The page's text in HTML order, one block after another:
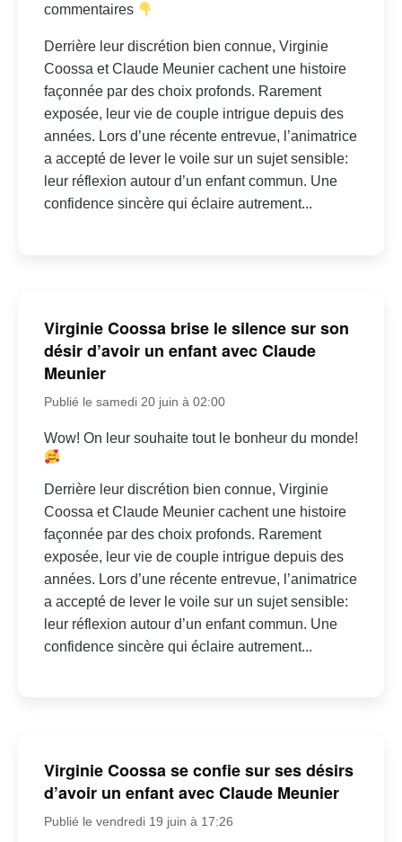
commentaires
Derrière leur discrétion bien connue, Virginie
Coossa et Claude Meunier cachent une histoire
façonnée par des choix profonds. Rarement
exposée, leur vie de couple intrigue depuis des
années. Lors d’une récente entrevue, l’animatrice
a accepté de lever le voile sur un sujet sensible:
leur réflexion autour d’un enfant commun. Une
confidence sincère qui éclaire autrement...
Virginie Coossa brise le silence sur son
désir d’avoir un enfant avec Claude
Meunier
Publié le samedi 20 juin à 02:00
Wow! On leur souhaite tout le bonheur du monde!
Derrière leur discrétion bien connue, Virginie
Coossa et Claude Meunier cachent une histoire
façonnée par des choix profonds. Rarement
exposée, leur vie de couple intrigue depuis des
années. Lors d’une récente entrevue, l’animatrice
a accepté de lever le voile sur un sujet sensible:
leur réflexion autour d’un enfant commun. Une
confidence sincère qui éclaire autrement...
Virginie Coossa se confie sur ses désirs
d’avoir un enfant avec Claude Meunier
Publié le vendredi 19 juin à 17:26